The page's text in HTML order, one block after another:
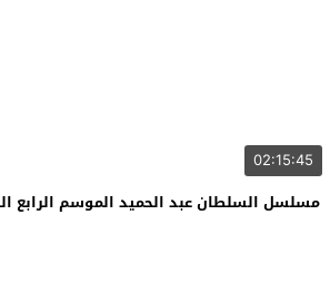
02:15:45
مسلسل السلطان عبد الحميد الموسم الرابع